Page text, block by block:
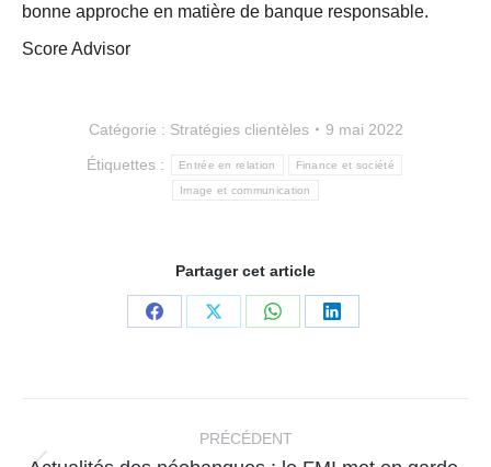
bonne approche en matière de banque responsable.
Score Advisor
Catégorie : Stratégies clientèles 9 mai 2022
Étiquettes : Entrée en relation Finance et société
Image et communication
Partager cet article
PartagerPartagerPartagerPartager
PRÉCÉDENT